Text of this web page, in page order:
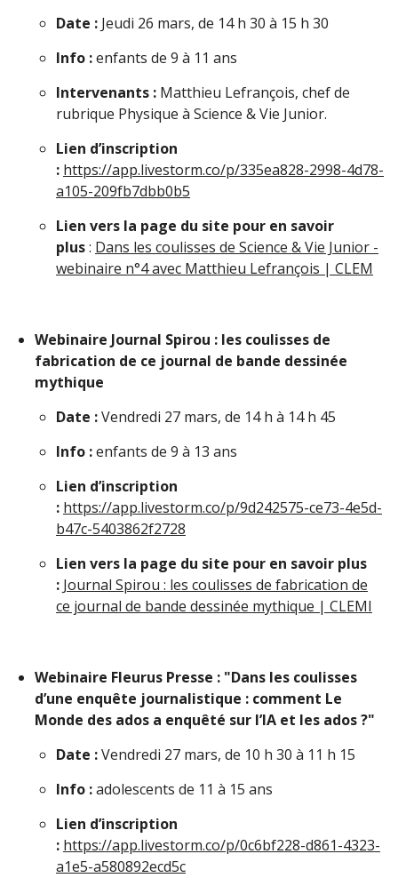
Date : Jeudi 26 mars, de 14 h 30 à 15 h 30
Info :enfants de 9 à 11 ans
Intervenants : Matthieu Lefrançois, chef de
rubrique Physique à Science & Vie Junior.
Lien d’inscription
: https://app.livestorm.co/p/335ea828-2998-4d78-
a105-209fb7dbb0b5
Lien vers la page du site pour en savoir
plus: Dans les coulisses de Science & Vie Junior -
webinaire n°4 avec Matthieu Lefrançois | CLEM
Webinaire Journal Spirou : les coulisses de
fabrication de ce journal de bande dessinée
mythique
Date :Vendredi 27 mars, de 14 h à 14 h 45
Info :enfants de 9 à 13 ans
Lien d’inscription
: https://app.livestorm.co/p/9d242575-ce73-4e5d-
b47c-5403862f2728
Lien vers la page du site pour en savoir plus
: Journal Spirou : les coulisses de fabrication de
ce journal de bande dessinée mythique | CLEMI
Webinaire Fleurus Presse : "Dans les coulisses
d’une enquête journalistique : comment Le
Monde des ados a enquêté sur l’IA et les ados ?"
Date :Vendredi 27 mars, de 10 h 30 à 11 h 15
Info :adolescents de 11 à 15 ans
Lien d’inscription
: https://app.livestorm.co/p/0c6bf228-d861-4323-
a1e5-a580892ecd5c